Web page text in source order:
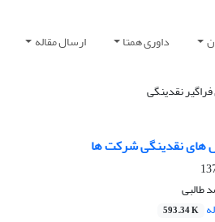
داوری همتا ارسال مقاله
نقدینگی
های نقدینگی شرکت ها
طالبی
593.34 K